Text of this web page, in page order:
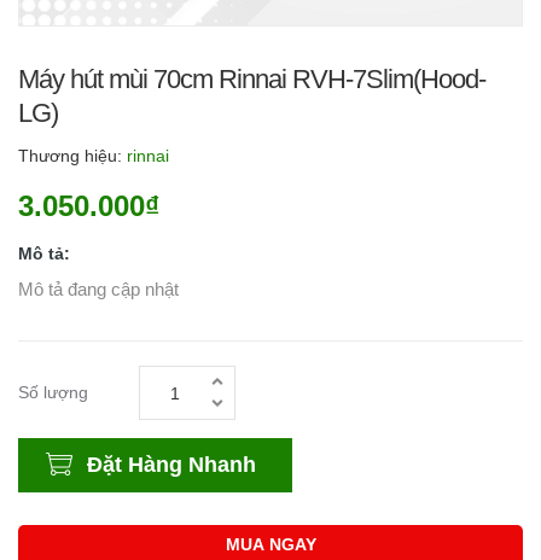
Máy hút mùi 70cm Rinnai RVH-7Slim(Hood-
LG)
Thương hiệu: rinnai
3.050.000₫
Mô tả:
Mô tả đang cập nhật
Số lượng
Đặt Hàng Nhanh
MUA NGAY